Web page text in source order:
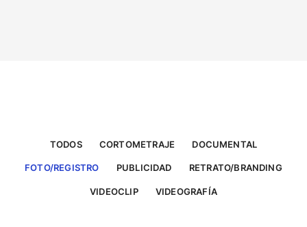
TODOS CORTOMETRAJE DOCUMENTAL
FOTO/REGISTRO PUBLICIDAD RETRATO/BRANDING
VIDEOCLIP VIDEOGRAFÍA